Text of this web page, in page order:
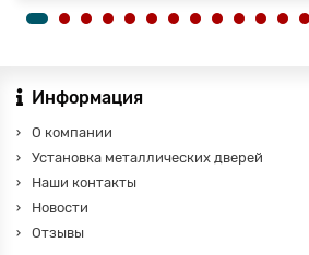
Информация
О компании
Установка металлических дверей
Наши контакты
Новости
Отзывы